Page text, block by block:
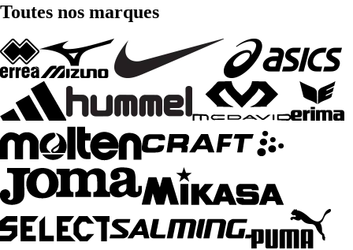
Toutes nos marques